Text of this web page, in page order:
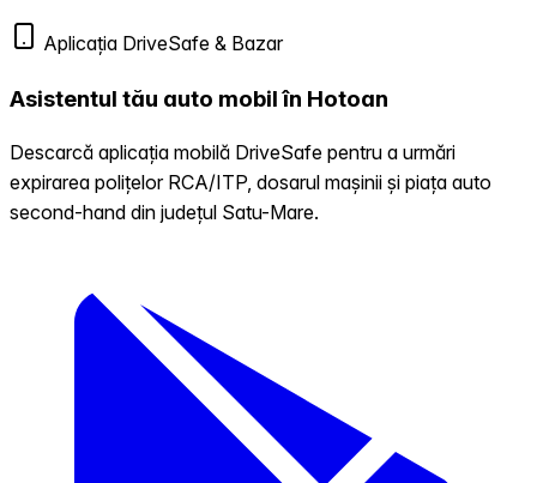
Aplicația DriveSafe & Bazar
Asistentul tău auto mobil în Hotoan
Descarcă aplicația mobilă DriveSafe pentru a urmări
expirarea polițelor RCA/ITP, dosarul mașinii și piața auto
second-hand din județul Satu-Mare.